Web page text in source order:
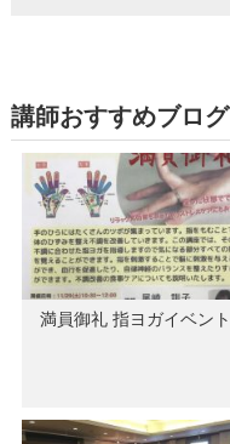
講師おすすめブログ
満員御礼 指ヨガイベント